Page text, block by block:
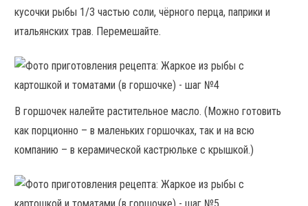
кусочки рыбы 1/3 частью соли, чёрного перца, паприки и
итальянских трав. Перемешайте.
В горшочек налейте растительное масло. (Можно готовить
как порционно – в маленьких горшочках, так и на всю
компанию – в керамической кастрюльке с крышкой.)